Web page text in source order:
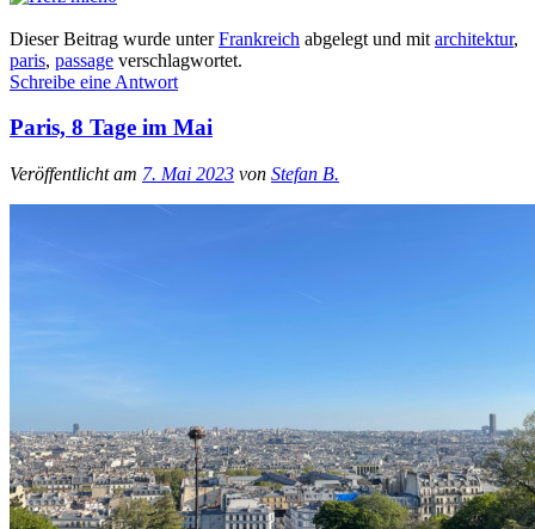
Dieser Beitrag wurde unterFrankreich abgelegt und mit architektur,
paris, passage verschlagwortet.
Schreibe eine Antwort
Paris, 8 Tage im Mai
Veröffentlicht am 7. Mai 2023 von Stefan B.